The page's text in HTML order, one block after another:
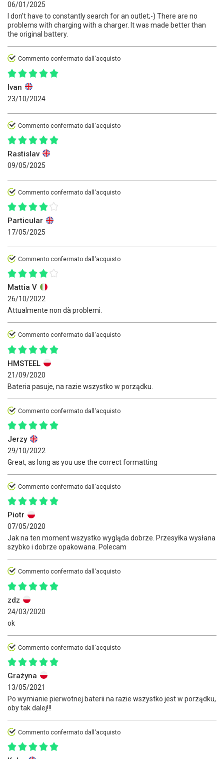
06/01/2025
I don't have to constantly search for an outlet;-) There are no
problems with charging with a charger. It was made better than
the original battery.
Commento confermato dall'acquisto
Ivan
23/10/2024
Commento confermato dall'acquisto
Rastislav
09/05/2025
Commento confermato dall'acquisto
Particular
17/05/2025
Commento confermato dall'acquisto
Mattia V
26/10/2022
Attualmente non dà problemi.
Commento confermato dall'acquisto
HMSTEEL
21/09/2020
Bateria pasuje, na razie wszystko w porządku.
Commento confermato dall'acquisto
Jerzy
29/10/2022
Great, as long as you use the correct formatting
Commento confermato dall'acquisto
Piotr
07/05/2020
Jak na ten moment wszystko wygląda dobrze. Przesyłka wysłana
szybko i dobrze opakowana. Polecam
Commento confermato dall'acquisto
zdz
24/03/2020
ok
Commento confermato dall'acquisto
Grażyna
13/05/2021
Po wymianie pierwotnej baterii na razie wszystko jest w porządku,
oby tak dalej!!!
Commento confermato dall'acquisto